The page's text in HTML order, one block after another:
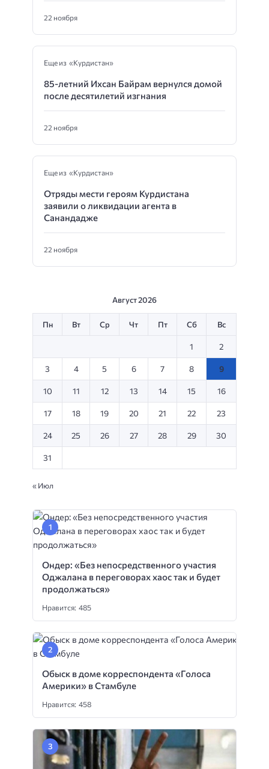
22 ноября
Еще из «Курдистан»
85-летний Ихсан Байрам вернулся домой
после десятилетий изгнания
22 ноября
Еще из «Курдистан»
Отряды мести героям Курдистана
заявили о ликвидации агента в
Санандадже
22 ноября
Август 2026
Пн Вт Ср Чт Пт Сб Вс
1 2
3 4 5 6 7 8 9
10 11 12 13 14 15 16
17 18 19 20 21 22 23
24 25 26 27 28 29 30
31
« Июл
Ондер: «Без непосредственного участия
Оджалана в переговорах хаос так и будет
продолжаться»
Нравится: 485
Обыск в доме корреспондента «Голоса
Америки» в Стамбуле
Нравится: 458